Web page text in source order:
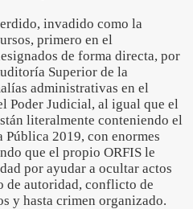
invadido como la
primero en el
de forma directa, por
Superior de la
administrativas en el
Poder Judicial, al igual que el
literalmente conteniendo el
Pública 2019, con enormes
que el propio ORFIS le
por ayudar a ocultar actos
de autoridad, conflicto de
y hasta crimen organizado.